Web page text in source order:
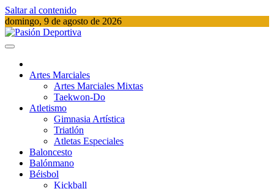
Saltar al contenido
domingo, 9 de agosto de 2026
Artes Marciales
Artes Marciales Mixtas
Taekwon-Do
Atletismo
Gimnasia Artística
Triatlón​
Atletas Especiales
Baloncesto
Balónmano
Béisbol
Kickball​